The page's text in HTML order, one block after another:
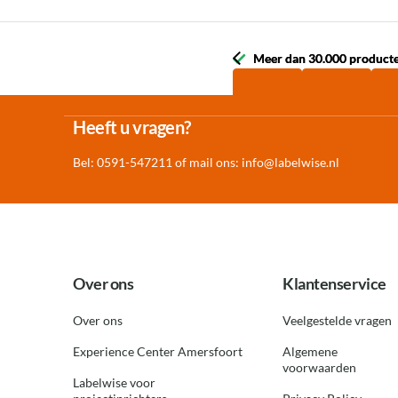
Meer dan 30.000
Meer dan 30.000
Heeft u vragen?
Bel: 0591-547211 of mail ons: info@labelwise.nl
Over ons
Over ons
Experience Center Amersfoort
Labelwise voor
Klantenservice
Veelgestelde vragen
Algemene
voorwaarden